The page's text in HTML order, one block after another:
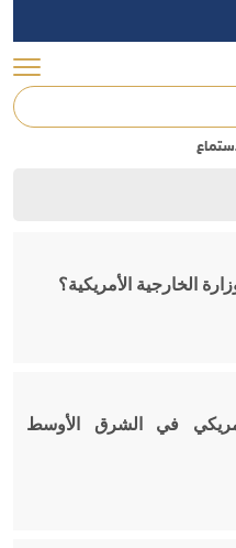
الخارجية الأمريكية؟
في الشرق الأوسط